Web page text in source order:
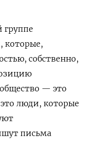
группе
которые,
собственно,
— это
люди, которые
письма